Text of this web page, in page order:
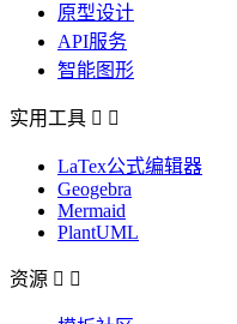
原型设计
API服务
智能图形
实用工具  
LaTex公式编辑器
Geogebra
Mermaid
PlantUML
资源  